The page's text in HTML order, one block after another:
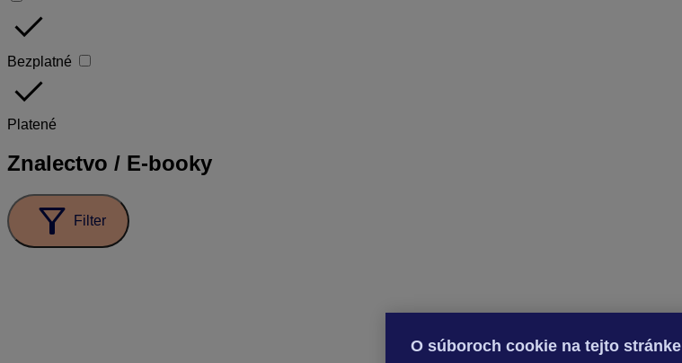
done
Bezplatné
done
Platené
Znalectvo / E-booky
filter_alt Filter
O súboroch cookie na tejto stránke